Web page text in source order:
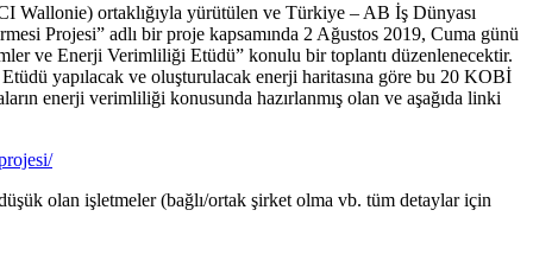
Wallonie) ortaklığıyla yürütülen ve Türkiye – AB İş Dünyası
Projesi” adlı bir proje kapsamında 2 Ağustos 2019, Cuma günü
ve Enerji Verimliliği Etüdü” konulu bir toplantı düzenlenecektir.
yapılacak ve oluşturulacak enerji haritasına göre bu 20 KOBİ
enerji verimliliği konusunda hazırlanmış olan ve aşağıda linki
olan işletmeler (bağlı/ortak şirket olma vb. tüm detaylar için